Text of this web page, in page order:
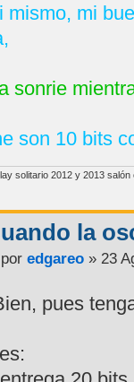
mismo, mi
sonrie
son 10 bits
solitario 2012 y 2013
la
poredgareo » 23
pues